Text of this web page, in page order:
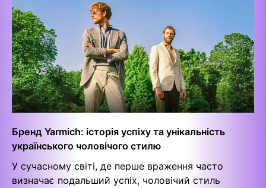
Бренд Yarmich: історія успіху та унікальність
українського чоловічого стилю
У сучасному світі, де перше враження часто
визначає подальший успіх, чоловічий стиль